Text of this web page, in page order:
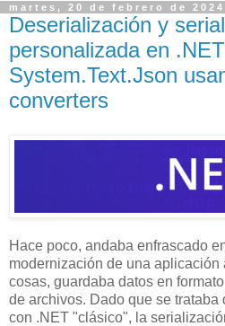
martes, 20 de febrero de 2024
Deserialización y
personalizada en
System.Text.Json
converters
Hace poco, andaba enfrascado
modernización de una aplicación
cosas, guardaba datos en
de archivos. Dado que se
con .NET "clásico", la